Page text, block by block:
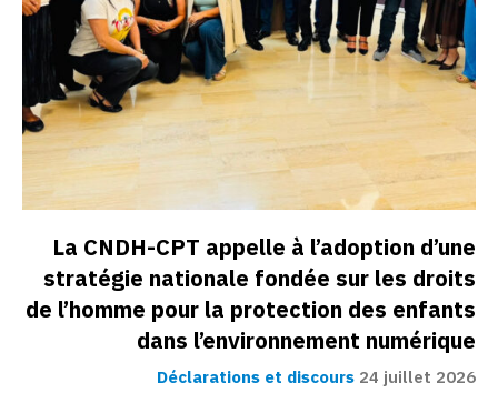
La CNDH-CPT appelle à l’adoption d’une
stratégie nationale fondée sur les droits
de l’homme pour la protection des enfants
dans l’environnement numérique
Déclarations et discours 24 juillet 2026